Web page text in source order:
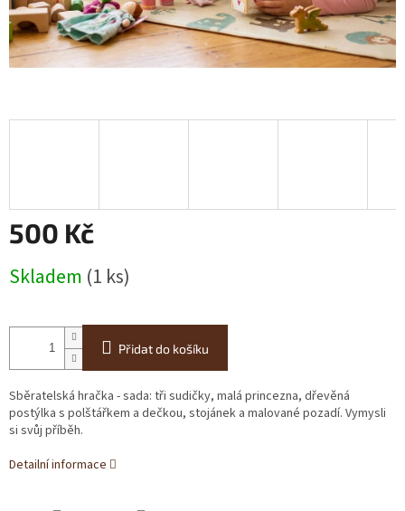
500 Kč
cena:
Skladem (1 ks)
Přidat do košíku
Sběratelská hračka - sada: tři sudičky, malá princezna, dřevěná
postýlka s polštářkem a dečkou, stojánek a malované pozadí. Vymysli
si svůj příběh.
Detailní informace